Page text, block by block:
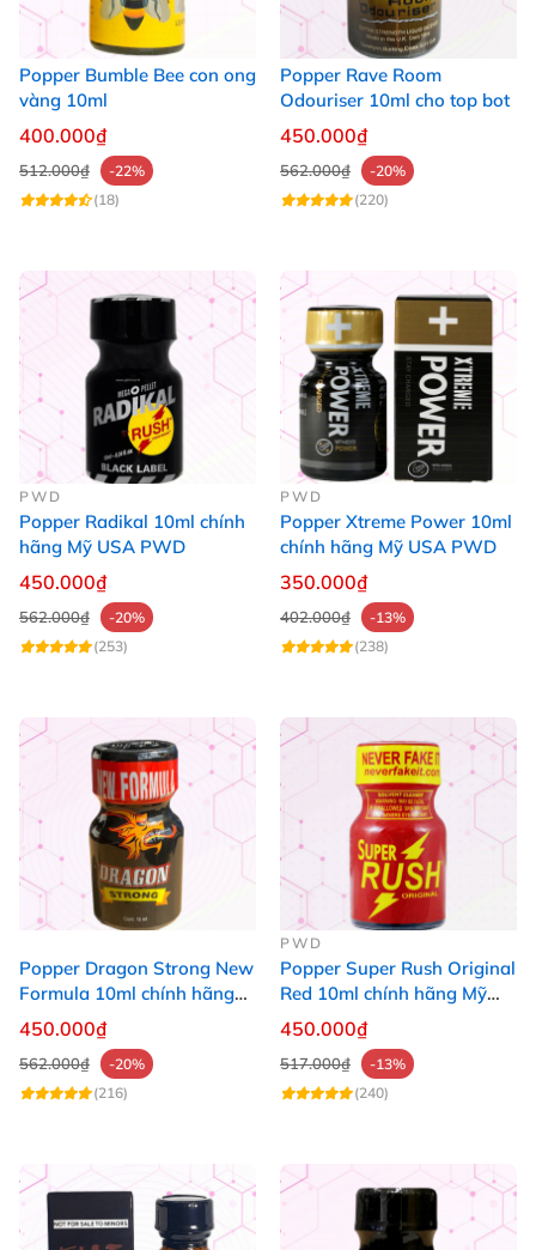
Popper Bumble Bee con ong
vàng 10ml
400.000₫
512.000₫
-22%
(18)
Popper Rave Room
Odouriser 10ml cho top bot
450.000₫
562.000₫
-20%
(220)
PWD
Popper Radikal 10ml chính
hãng Mỹ USA PWD
450.000₫
562.000₫
-20%
(253)
PWD
Popper Xtreme Power 10ml
chính hãng Mỹ USA PWD
350.000₫
402.000₫
-13%
(238)
Popper Dragon Strong New
Formula 10ml chính hãng
Mỹ dành cho Top Bot
450.000₫
562.000₫
-20%
(216)
PWD
Popper Super Rush Original
Red 10ml chính hãng Mỹ
USA PWD
450.000₫
517.000₫
-13%
(240)